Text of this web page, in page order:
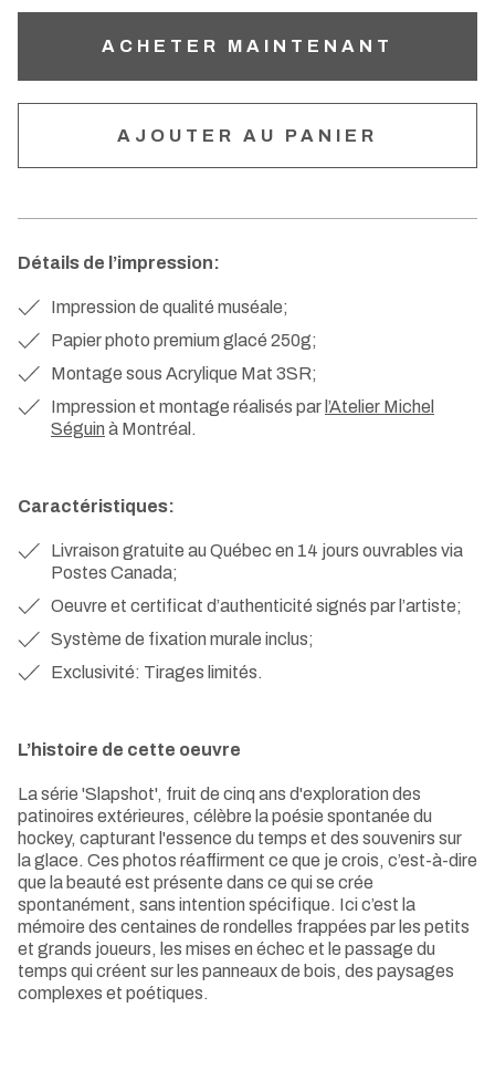
ACHETER MAINTENANT
Détails de l’impression:
Impression de qualité muséale;
Papier photo premium glacé 250g;
Montage sous Acrylique Mat 3SR;
Impression et montage réalisés par l’Atelier Michel
Séguin à Montréal.
Caractéristiques:
Livraison gratuite au Québec en 14 jours ouvrables via
Postes Canada;
Oeuvre et certificat d’authenticité signés par l’artiste;
Système de fixation murale inclus;
Exclusivité: Tirages limités.
L’histoire de cette oeuvre
La série 'Slapshot', fruit de cinq ans d'exploration des
patinoires extérieures, célèbre la poésie spontanée du
hockey, capturant l'essence du temps et des souvenirs sur
la glace. Ces photos réaffirment ce que je crois, c’est-à-dire
que la beauté est présente dans ce qui se crée
spontanément, sans intention spécifique. Ici c’est la
mémoire des centaines de rondelles frappées par les petits
et grands joueurs, les mises en échec et le passage du
temps qui créent sur les panneaux de bois, des paysages
complexes et poétiques.